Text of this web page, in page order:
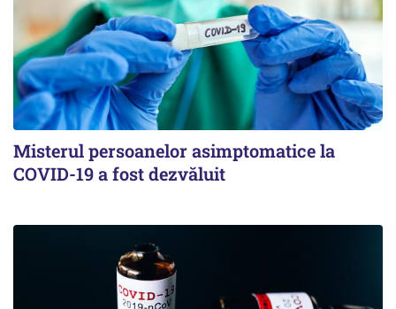
Misterul persoanelor asimptomatice la
COVID-19 a fost dezvăluit